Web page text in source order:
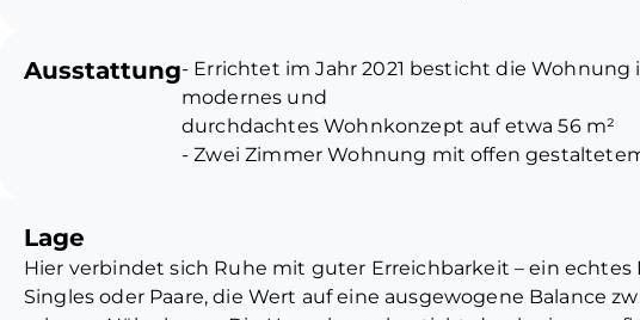
und lädt zum gemeinsamen Kochen,
Wohnbereich aus gelangen Sie direkt zur
Rückzugsort an der frischen Luft, perfekt für
entspannte Abende.
betriebenen Rollläden garantieren optimale
Privatsphäre zugleich.
Ausstattung- Errichtet im Jahr 2021 besticht die Wohnung
modernes und
durchdachtes Wohnkonzept auf etwa 56 m²
- Zwei Zimmer Wohnung mit offen
- Eine Überdachte Terrasse ist direkt vom
zum Entspannen und Genießen
Lage
Hier verbindet sich Ruhe mit guter Erreichbarkeit – ein echtes
Singles oder Paare, die Wert auf eine ausgewogene Balance